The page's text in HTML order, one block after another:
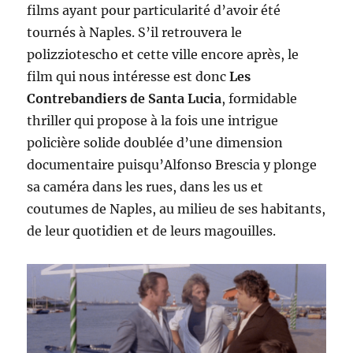
films ayant pour particularité d’avoir été
tournés à Naples. S’il retrouvera le
polizziotescho et cette ville encore après, le
film qui nous intéresse est doncLes
Contrebandiers de Santa Lucia, formidable
thriller qui propose à la fois une intrigue
policière solide doublée d’une dimension
documentaire puisqu’Alfonso Brescia y plonge
sa caméra dans les rues, dans les us et
coutumes de Naples, au milieu de ses habitants,
de leur quotidien et de leurs magouilles.